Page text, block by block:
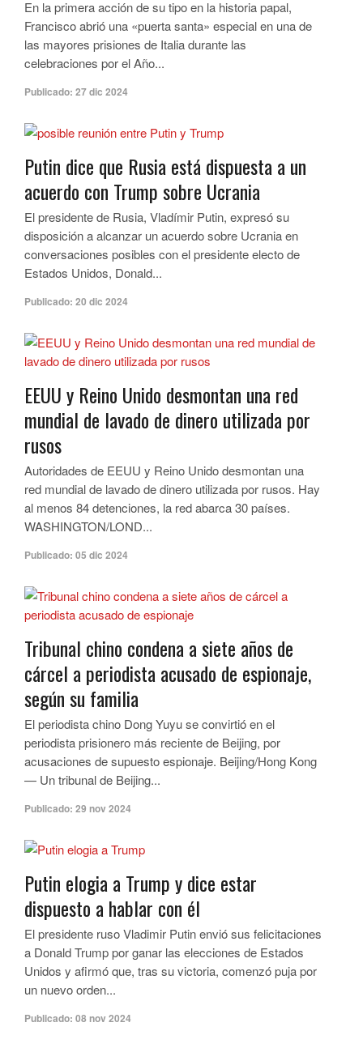
En la primera acción de su tipo en la historia papal,
Francisco abrió una «puerta santa» especial en una de
las mayores prisiones de Italia durante las
celebraciones por el Año...
Publicado: 27 dic 2024
Putin dice que Rusia está dispuesta a un
acuerdo con Trump sobre Ucrania
El presidente de Rusia, Vladímir Putin, expresó su
disposición a alcanzar un acuerdo sobre Ucrania en
conversaciones posibles con el presidente electo de
Estados Unidos, Donald...
Publicado: 20 dic 2024
EEUU y Reino Unido desmontan una red
mundial de lavado de dinero utilizada por
rusos
Autoridades de EEUU y Reino Unido desmontan una
red mundial de lavado de dinero utilizada por rusos. Hay
al menos 84 detenciones, la red abarca 30 países.
WASHINGTON/LOND...
Publicado: 05 dic 2024
Tribunal chino condena a siete años de
cárcel a periodista acusado de espionaje,
según su familia
El periodista chino Dong Yuyu se convirtió en el
periodista prisionero más reciente de Beijing, por
acusaciones de supuesto espionaje. Beijing/Hong Kong
— Un tribunal de Beijing...
Publicado: 29 nov 2024
Putin elogia a Trump y dice estar
dispuesto a hablar con él
El presidente ruso Vladimir Putin envió sus felicitaciones
a Donald Trump por ganar las elecciones de Estados
Unidos y afirmó que, tras su victoria, comenzó puja por
un nuevo orden...
Publicado: 08 nov 2024